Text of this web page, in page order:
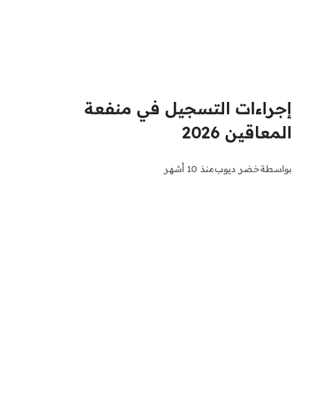
إجراءات التسجيل في منفعة
المعاقين 2026
بواسطةخضر ديوبمنذ 10 أشهر